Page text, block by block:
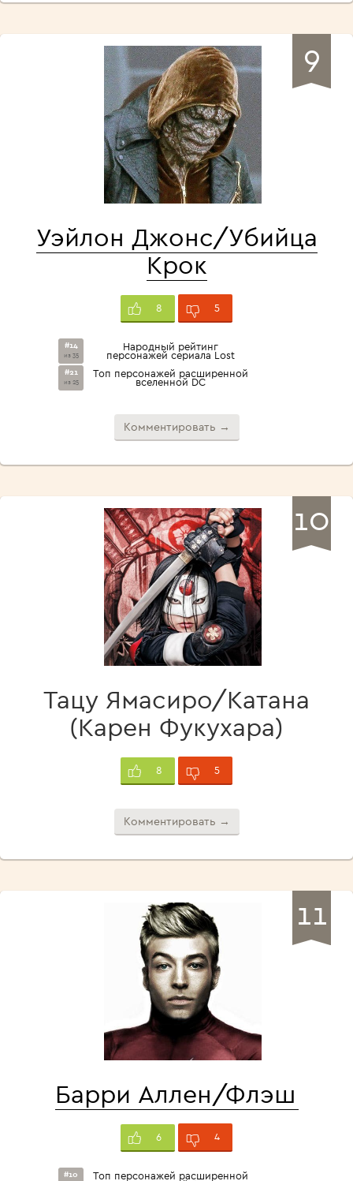
9
Уэйлон Джонс/Убийца
Крок
8 5
#14
из 35
Народный рейтинг
персонажей сериала Lost
#21
из 25
Топ персонажей расширенной
вселенной DC
Комментировать →
10
Тацу Ямасиро/Катана
(Карен Фукухара)
8 5
Комментировать →
11
Барри Аллен/Флэш
6 4
#10 Топ персонажей расширенной